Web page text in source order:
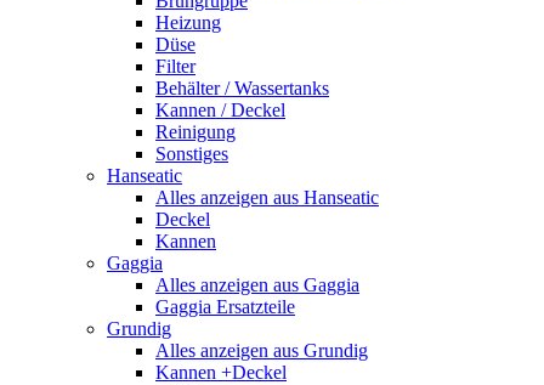
Heizung
Düse
Filter
Behälter / Wassertanks
Kannen / Deckel
Reinigung
Sonstiges
Hanseatic
Alles anzeigen aus Hanseatic
Deckel
Kannen
Gaggia
Alles anzeigen aus Gaggia
Gaggia Ersatzteile
Grundig
Alles anzeigen aus Grundig
Kannen +Deckel